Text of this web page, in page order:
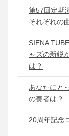
第57回定期
それぞれの
SIENA
ャズの新鋭
は？
あなたにと
の奏者は？
20周年記念